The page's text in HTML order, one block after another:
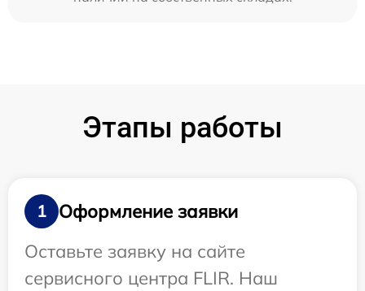
Этапы работы
1
Оформление заявки
Оставьте заявку на сайте
сервисного центра FLIR. Наш